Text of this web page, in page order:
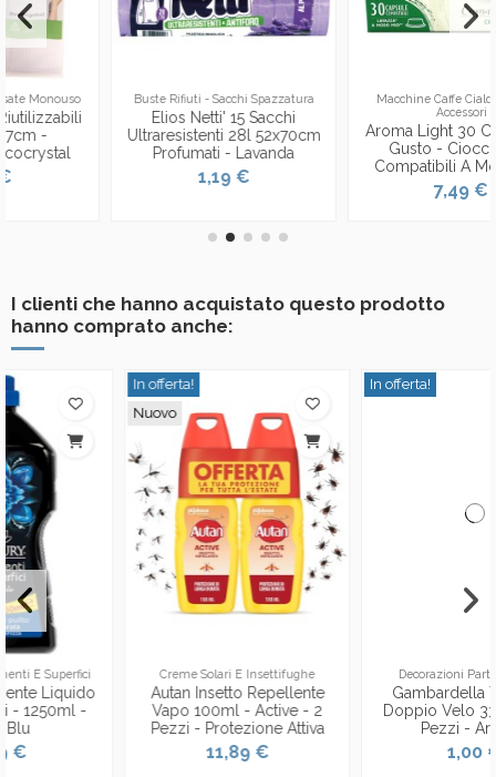
Buste Rifiuti - Sacchi Spazzatura
Elios Netti' 15 Sacchi
Ultraresistenti 28l 52x70cm
Profumati - Lavanda
Macchine Caffe Cialde Capsule
Aroma Light 30 Capsule Di
Gusto - Cioccolata -
Compatibili A Modo Mio
I clienti che hanno acquistato questo prodotto
hanno comprato anche:
Creme Solari E Insettifughe
Autan Insetto Repellente
Vapo 100ml - Active - 2
Pezzi - Protezione Attiva
Decorazioni Party E Festivo
Gambardella Tovaglioli
Doppio Velo 33x33cm 25
Pezzi - Arancio